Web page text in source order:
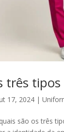
três
17, 2024 |
são os três